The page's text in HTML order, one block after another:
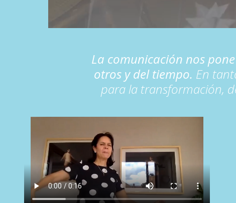
La comunicación nos
otros y del tiempo. En
para la transformación,